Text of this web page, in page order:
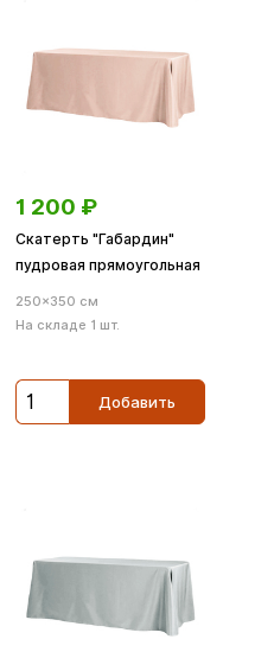
1 200 ₽
Скатерть "Габардин"
пудровая прямоугольная
250×350 см
На складе 1 шт.
Добавить